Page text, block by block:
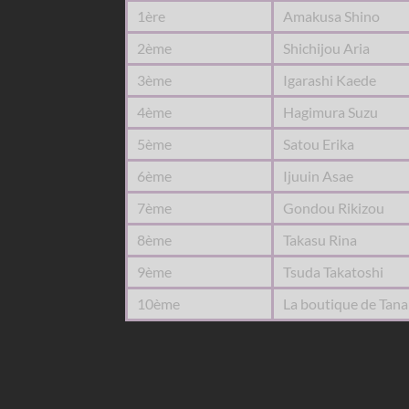
1ère
Amakusa Shino
2ème
Shichijou Aria
3ème
Igarashi Kaede
4ème
Hagimura Suzu
5ème
Satou Erika
6ème
Ijuuin Asae
7ème
Gondou Rikizou
8ème
Takasu Rina
9ème
Tsuda Takatoshi
10ème
La boutique de